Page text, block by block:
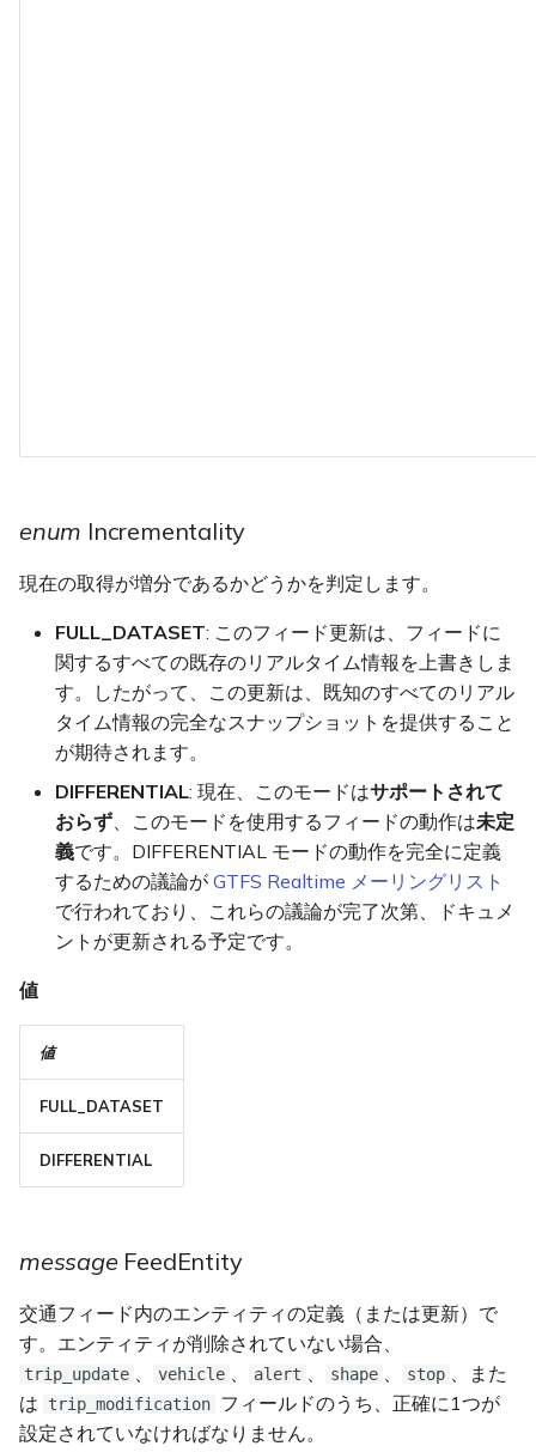
enum Incrementality
現在の取得が増分であるかどうかを判定します。
FULL_DATASET: このフィード更新は、フィードに
関するすべての既存のリアルタイム情報を上書きしま
す。したがって、この更新は、既知のすべてのリアル
タイム情報の完全なスナップショットを提供すること
が期待されます。
DIFFERENTIAL: 現在、このモードはサポートされて
おらず、このモードを使用するフィードの動作は未定
義です。DIFFERENTIAL モードの動作を完全に定義
するための議論が GTFS Realtime メーリングリスト
で行われており、これらの議論が完了次第、ドキュメ
ントが更新される予定です。
値
値
FULL_DATASET
DIFFERENTIAL
message FeedEntity
交通フィード内のエンティティの定義（または更新）で
す。エンティティが削除されていない場合、
trip_update 、 vehicle 、 alert 、 shape 、 stop 、また
は
trip_modification フィールドのうち、正確に1つが
設定されていなければなりません。